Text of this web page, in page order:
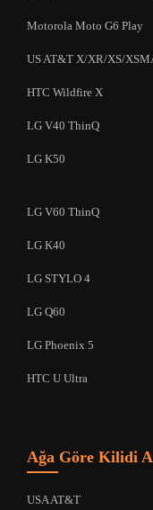
Motorola Moto G6 Play
US AT&T X/XR/XS/
HTC Wildfire X
LG V40 ThinQ
LG K50
LG V60 ThinQ
LG K40
LG STYLO 4
LG Q60
LG Phoenix 5
HTC U Ultra
Ağa Göre Kilidi
USA AT&T